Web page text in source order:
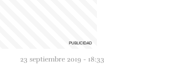
23 septiembre 2019 - 18:33